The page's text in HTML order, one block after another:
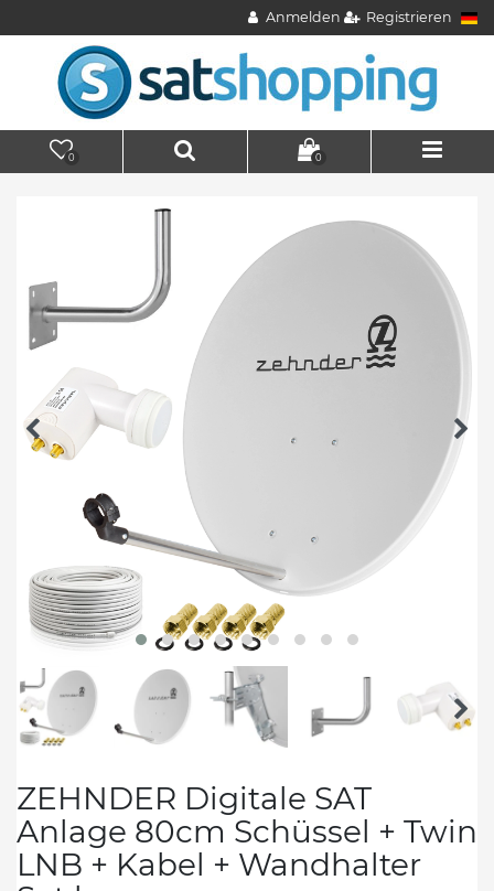
Anmelden Registrieren
0 0
ZEHNDER Digitale SAT
Anlage 80cm Schüssel + Twin
LNB + Kabel + Wandhalter